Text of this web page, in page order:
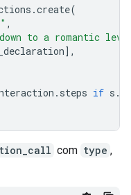
.create(
,
to a romantic
],
. steps if s .
com type ,